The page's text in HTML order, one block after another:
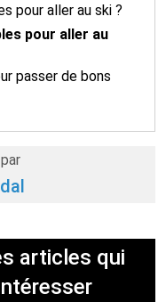
pour aller au ski ?
pour aller au
passer de bons
articles qui